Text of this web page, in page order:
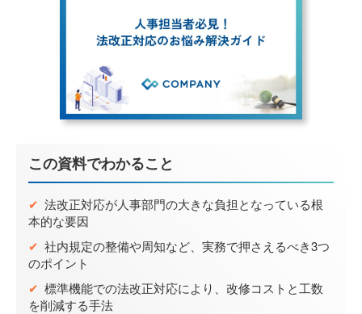
お役立ち情報
資料ダウンロード お問い合わせ
受付時間 9:30～18:30
この資料でわかること
✔ 法改正対応が人事部門の大きな負担となっている根
本的な要因
✔ 社内規定の整備や周知など、実務で押さえるべき3つ
のポイント
✔ 標準機能での法改正対応により、改修コストと工数
を削減する手法